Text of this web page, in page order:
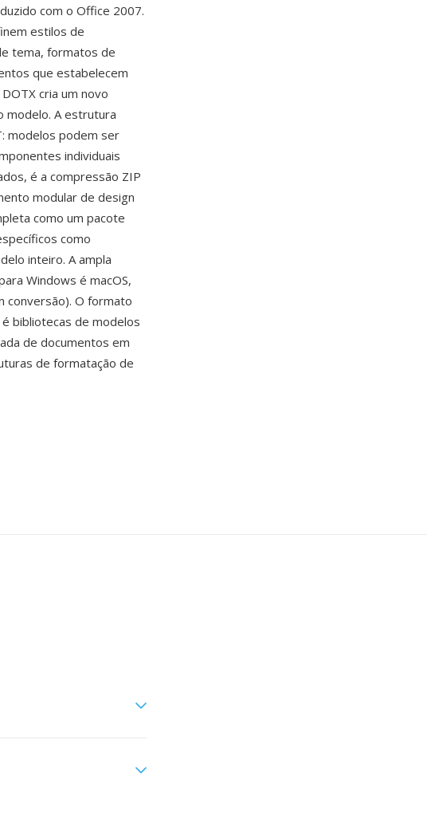
com o Office 2007.
estilos de
tema, formatos de
que estabelecem
cria um novo
modelo. A estrutura
modelos podem ser
individuais
é a compressão ZIP
modular de design
como um pacote
como
inteiro. A ampla
Windows é macOS,
conversão). O formato
bibliotecas de modelos
de documentos em
de formatação de